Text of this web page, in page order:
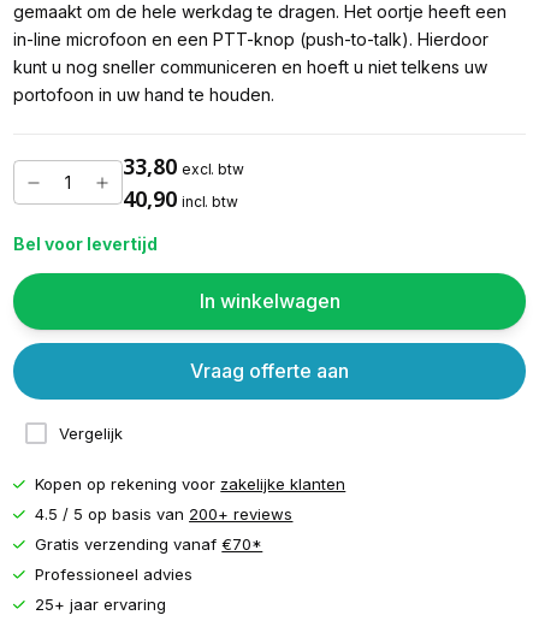
gemaakt om de hele werkdag te dragen. Het oortje heeft een
in-line microfoon en een PTT-knop (push-to-talk). Hierdoor
kunt u nog sneller communiceren en hoeft u niet telkens uw
portofoon in uw hand te houden.
33,80 excl. btw
40,90 incl. btw
Bel voor levertijd
In winkelwagen
Vergelijk
Vraag offerte aan
Kopen op rekening voor zakelijke klanten
4.5 / 5 op basis van 200+ reviews
Gratis verzending vanaf€70*
Professioneel advies
25+ jaar ervaring